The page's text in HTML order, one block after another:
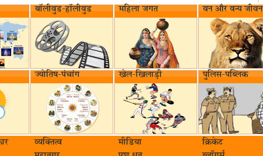
बॉलीवुड-हॉलीवुड महिला जगत वन और वन्य जीवन‌
ज्योतिष-पंचांग खेल-खिलाड़ी पुलिस-पब्लिक
व्यक्तित्व मीडिया क्रिकेट